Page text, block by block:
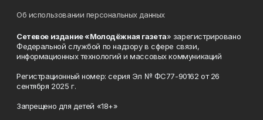
Об использовании персональных данных
Сетевое издание «Молодёжная газета» зарегистрировано
Федеральной службой по надзору в сфере связи,
информационных технологий и массовых коммуникаций
Регистрационный номер: серия Эл № ФС77-90162 от 26
сентября 2025 г.
Запрещено для детей «18+»